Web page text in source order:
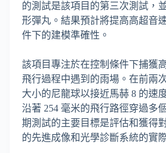
的測試是該項目的第三次測試，
形彈丸。結果預計將提高高超音
件下的建模準確性。
該項目專注於在控制條件下捕獲
飛行過程中遇到的雨場。在前兩
大小的尼龍球以接近馬赫 8 的速
沿著 254 毫米的飛行路徑穿過多
期測試的主要目標是評估和獲得
的先進成像和光學診斷系統的實